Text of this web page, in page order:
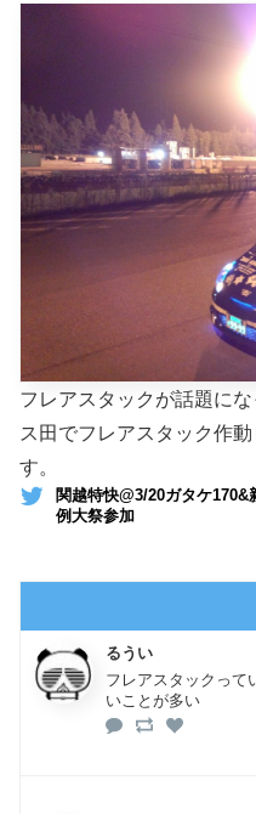
フレアスタックが話題に
ス田でフレアスタック作
す。
関越特快@3/20ガタケ170&
例大祭参加
るうい
フレアスタックって
いことが多い